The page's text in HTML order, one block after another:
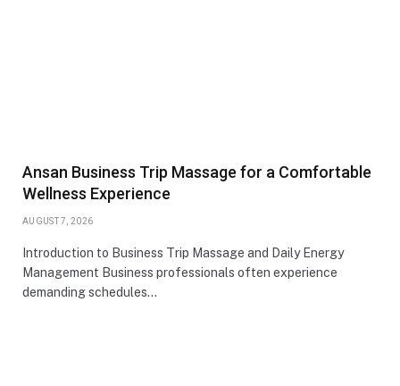
Ansan Business Trip Massage for a Comfortable
Wellness Experience
AUGUST 7, 2026
Introduction to Business Trip Massage and Daily Energy
Management Business professionals often experience
demanding schedules…